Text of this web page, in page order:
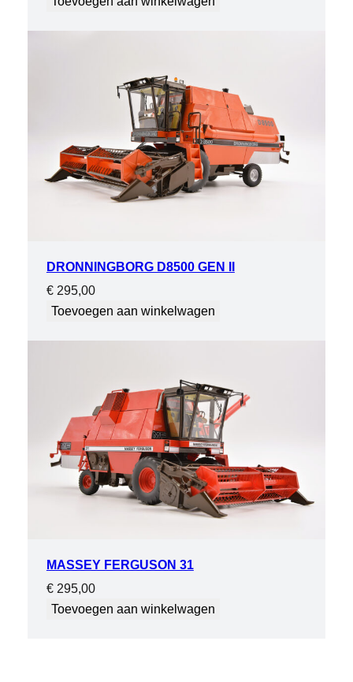
DRONNINGBORG D8500 GEN II
€295,00
Toevoegen aan winkelwagen
MASSEY FERGUSON 31
€295,00
Toevoegen aan winkelwagen